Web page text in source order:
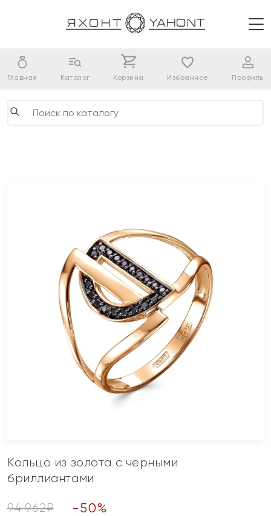
Главная Каталог Корзина Избранное Профиль
Кольцо из золота с черными
бриллиантами
94 962₽ -50%